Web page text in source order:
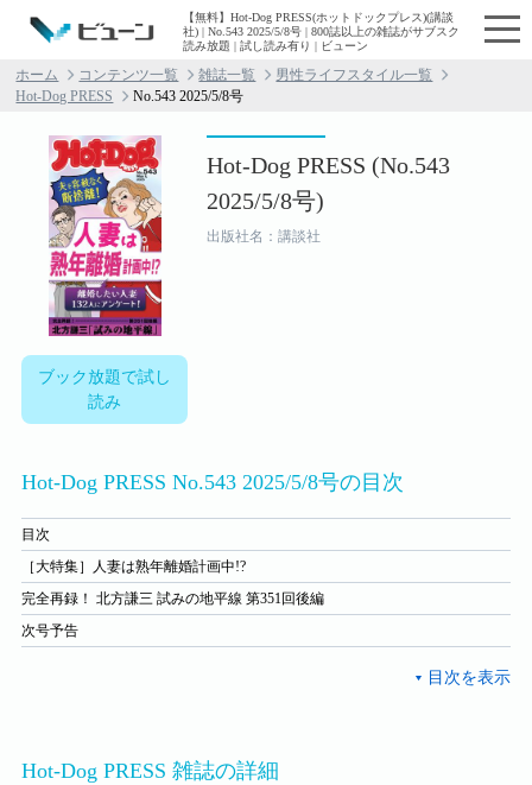
【無料】Hot-Dog PRESS(ホットドックプレス)(講談
社) | No.543 2025/5/8号 | 800誌以上の雑誌がサブスク
読み放題 | 試し読み有り | ビューン
ホーム コンテンツ一覧 雑誌一覧
男性ライフスタイル一覧
Hot-Dog PRESS
No.543 2025/5/8号
ブック放題で試し
読み
Hot-Dog PRESS (No.543
2025/5/8号)
出版社名：講談社
Hot-Dog PRESS No.543 2025/5/8号の目次
目次
［大特集］人妻は熟年離婚計画中!?
完全再録！ 北方謙三 試みの地平線 第351回後編
次号予告
Hot-Dog PRESS 雑誌の詳細